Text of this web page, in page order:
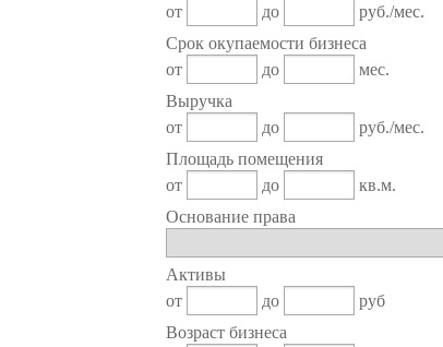
от
до
руб./мес.
Срок окупаемости бизнеса
от
до
мес.
Выручка
от
до
руб./мес.
Площадь помещения
от
до
кв.м.
Основание права
Активы
от
до
руб
Возраст бизнеса